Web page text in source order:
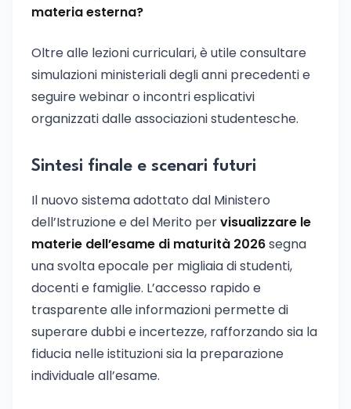
materia esterna?
Oltre alle lezioni curriculari, è utile consultare
simulazioni ministeriali degli anni precedenti e
seguire webinar o incontri esplicativi
organizzati dalle associazioni studentesche.
Sintesi finale e scenari futuri
Il nuovo sistema adottato dal Ministero
dell’Istruzione e del Merito pervisualizzare le
materie dell’esame di maturità 2026segna
una svolta epocale per migliaia di studenti,
docenti e famiglie. L’accesso rapido e
trasparente alle informazioni permette di
superare dubbi e incertezze, rafforzando sia la
fiducia nelle istituzioni sia la preparazione
individuale all’esame.